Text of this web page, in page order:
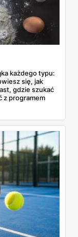
każdego typu:
się, jak
gdzie szukać
z programem